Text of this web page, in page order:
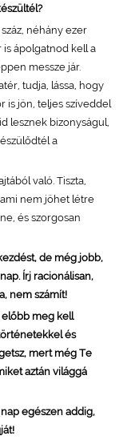
néhány ezer
ápolgatnod kell a
messze jár.
tudja, lássa, hogy
is jön, teljes szíveddel
lesznek bizonyságul,
a
való. Tiszta,
nem jöhet létre
és szorgosan
de még jobb,
Írj racionálisan,
nem számít!
előbb meg kell
és
mert még Te
aztán világgá
egészen addig,